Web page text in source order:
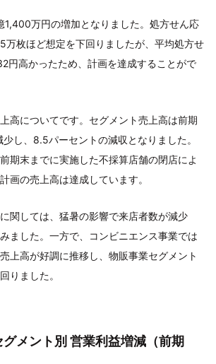
1,400万円の増加となりました。処方せん応
万枚ほど想定を下回りましたが、平均処方せ
円高かったため、計画を達成することがで
高についてです。セグメント売上高は前期
し、8.5パーセントの減収となりました。
期末までに実施した不採算店舗の閉店によ
画の売上高は達成しています。
関しては、猛暑の影響で来店者数が減少
ました。一方で、コンビニエンス事業では
上高が好調に推移し、物販事業セグメント
りました。
メント別 営業利益増減（前期